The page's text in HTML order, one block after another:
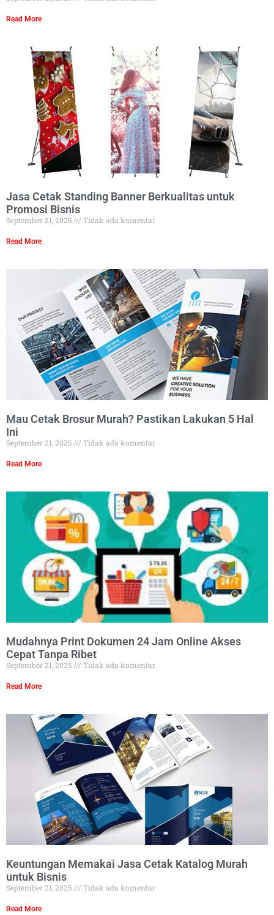
Read More
Jasa Cetak Standing Banner Berkualitas untuk
Promosi Bisnis
September 21, 2025 Tidak ada komentar
Read More
Mau Cetak Brosur Murah? Pastikan Lakukan 5 Hal
Ini
September 21, 2025 Tidak ada komentar
Read More
Mudahnya Print Dokumen 24 Jam Online Akses
Cepat Tanpa Ribet
September 21, 2025 Tidak ada komentar
Read More
Keuntungan Memakai Jasa Cetak Katalog Murah
untuk Bisnis
September 21, 2025 Tidak ada komentar
Read More